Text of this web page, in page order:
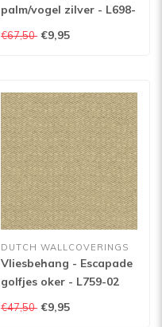
palm/vogel zilver - L698-
08
€67,50 €9,95
DUTCH WALLCOVERINGS
Vliesbehang - Escapade
golfjes oker - L759-02
€47,50 €9,95